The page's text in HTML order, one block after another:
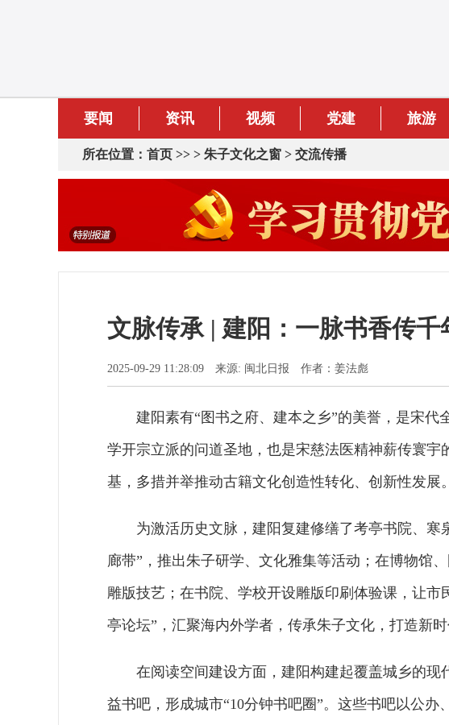
要闻 资讯 视频 党建 旅游
所在位置： 首页 >> > 朱子文化之窗 > 交流传播
文脉传承 | 建阳：一脉书香传千
2025-09-29 11:28:09 来源: 闽北日报 作者：姜法彪
建阳素有“图书之府、建本之乡”的美誉，是宋
学开宗立派的问道圣地，也是宋慈法医精神薪传寰
基，多措并举推动古籍文化创造性转化、创新性发展。
为激活历史文脉，建阳复建修缮了考亭书院、
廊带”，推出朱子研学、文化雅集等活动；在博物馆
雕版技艺；在书院、学校开设雕版印刷体验课，让
亭论坛”，汇聚海内外学者，传承朱子文化，打造新时
在阅读空间建设方面，建阳构建起覆盖城乡的现
益书吧，形成城市“10分钟书吧圈”。这些书吧以公办